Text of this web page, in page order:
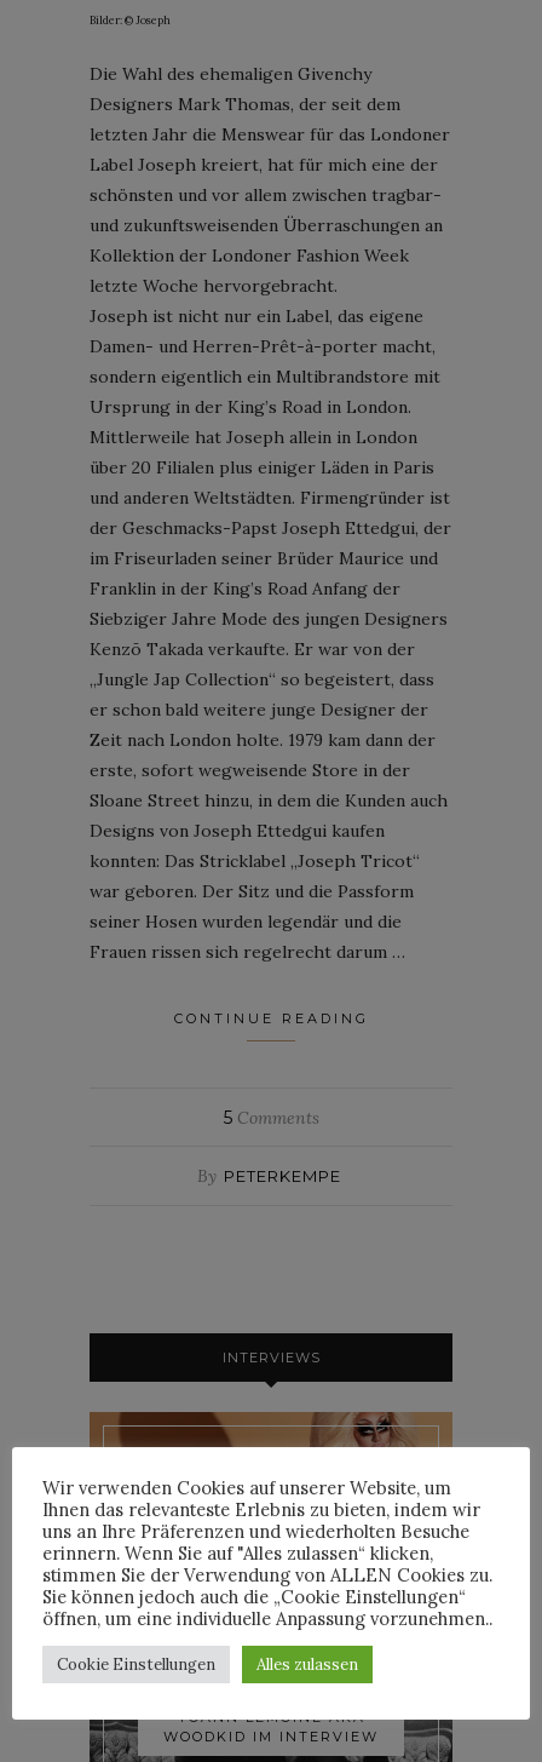
Bilder: © Joseph
Die Wahl des ehemaligen Givenchy
Designers Mark Thomas, der seit dem
letzten Jahr die Menswear für das Londoner
Label Joseph kreiert, hat für mich eine der
schönsten und vor allem zwischen tragbar-
und zukunftsweisenden Überraschungen an
Kollektion der Londoner Fashion Week
letzte Woche hervorgebracht.
Joseph ist nicht nur ein Label, das eigene
Damen- und Herren-Prêt-à-porter macht,
sondern eigentlich ein Multibrandstore mit
Ursprung in der King’s Road in London.
Mittlerweile hat Joseph allein in London
über 20 Filialen plus einiger Läden in Paris
und anderen Weltstädten. Firmengründer ist
der Geschmacks-Papst Joseph Ettedgui, der
im Friseurladen seiner Brüder Maurice und
Franklin in der King’s Road Anfang der
Siebziger Jahre Mode des jungen Designers
Kenzō Takada verkaufte. Er war von der
„Jungle Jap Collection“ so begeistert, dass
er schon bald weitere junge Designer der
Zeit nach London holte. 1979 kam dann der
erste, sofort wegweisende Store in der
Sloane Street hinzu, in dem die Kunden auch
Designs von Joseph Ettedgui kaufen
konnten: Das Stricklabel „Joseph Tricot“
war geboren. Der Sitz und die Passform
seiner Hosen wurden legendär und die
Frauen rissen sich regelrecht darum …
CONTINUE READING
5Comments
By PETERKEMPE
INTERVIEWS
TRIXIE MATTEL IM
INTERVIEW
YOANN LEMOINE AKA
WOODKID IM INTERVIEW
Wir verwenden Cookies auf unserer Website, um
Ihnen das relevanteste Erlebnis zu bieten, indem wir
uns an Ihre Präferenzen und wiederholten Besuche
erinnern. Wenn Sie auf "Alles zulassen“ klicken,
stimmen Sie der Verwendung von ALLEN Cookies zu.
Sie können jedoch auch die „Cookie Einstellungen“
öffnen, um eine individuelle Anpassung vorzunehmen..
Cookie Einstellungen Alles zulassen